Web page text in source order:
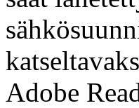
Adobe